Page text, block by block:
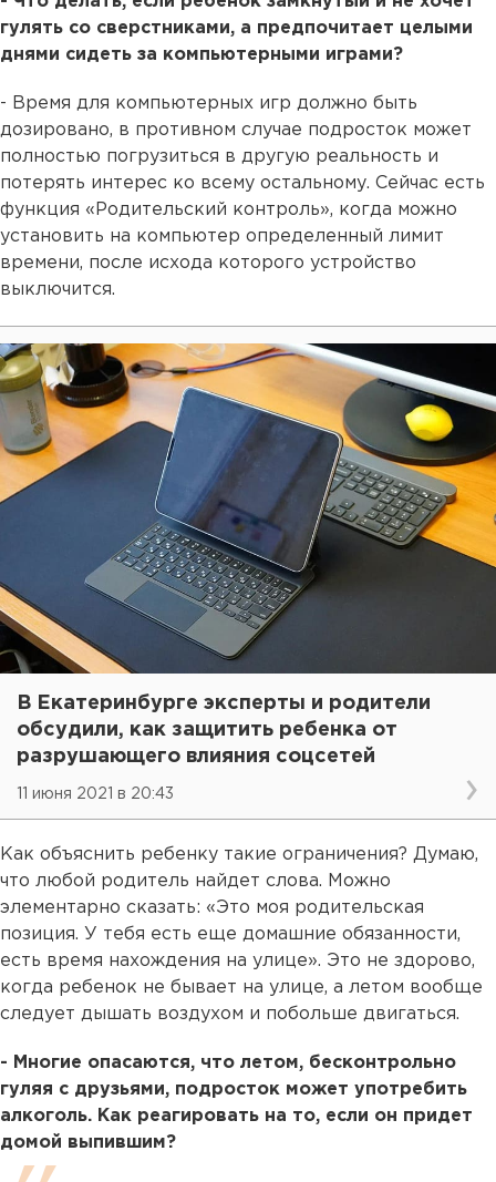
гулять со сверстниками, а предпочитает целыми
днями сидеть за компьютерными играми?
- Время для компьютерных игр должно быть
дозировано, в противном случае подросток может
полностью погрузиться в другую реальность и
потерять интерес ко всему остальному. Сейчас есть
функция «Родительский контроль», когда можно
установить на компьютер определенный лимит
времени, после исхода которого устройство
выключится.
В Екатеринбурге эксперты и родители
обсудили, как защитить ребенка от
разрушающего влияния соцсетей
11 июня 2021 в 20:43
Как объяснить ребенку такие ограничения? Думаю,
что любой родитель найдет слова. Можно
элементарно сказать: «Это моя родительская
позиция. У тебя есть еще домашние обязанности,
есть время нахождения на улице». Это не здорово,
когда ребенок не бывает на улице, а летом вообще
следует дышать воздухом и побольше двигаться.
- Многие опасаются, что летом, бесконтрольно
гуляя с друзьями, подросток может употребить
алкоголь. Как реагировать на то, если он придет
домой выпившим?